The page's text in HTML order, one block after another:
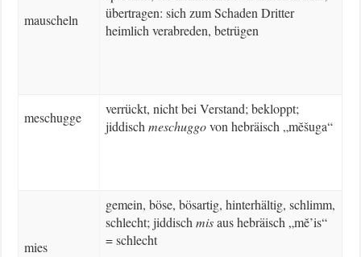
mauscheln
übertragen: sich zum Schaden Dritter
heimlich verabreden, betrügen
meschugge
verrückt, nicht bei Verstand; bekloppt;
jiddischmeschuggovon hebräisch „mĕšuga“
mies
gemein, böse, bösartig, hinterhältig, schlimm,
schlecht; jiddischmisaus hebräisch „mĕ’is“
= schlecht